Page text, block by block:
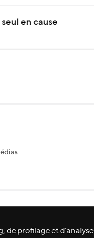
en cause
de profilage et d'analyse